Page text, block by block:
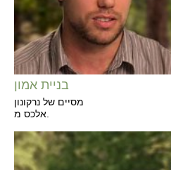
בניית אמון
מסיים של נרקונון